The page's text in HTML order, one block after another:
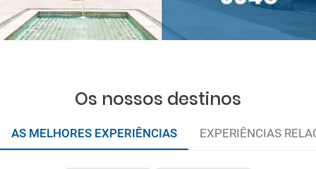
Os nossos destinos
AS MELHORES EXPERIÊNCIAS EXPERIÊNCIAS